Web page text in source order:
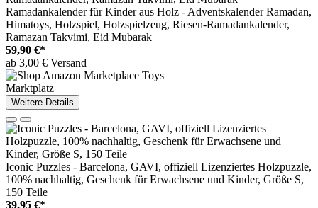
Ramadankalender für Kinder aus Holz - Adventskalender Ramadan,
Himatoys, Holzspiel, Holzspielzeug, Riesen-Ramadankalender,
Ramazan Takvimi, Eid Mubarak
59,90 €*
ab 3,00 € Versand
Marktplatz
Weitere Details
Iconic Puzzles - Barcelona, ​​​​GAVI, offiziell Lizenziertes Holzpuzzle,
100% nachhaltig, Geschenk für Erwachsene und Kinder, Größe S,
150 Teile
39,95 €*